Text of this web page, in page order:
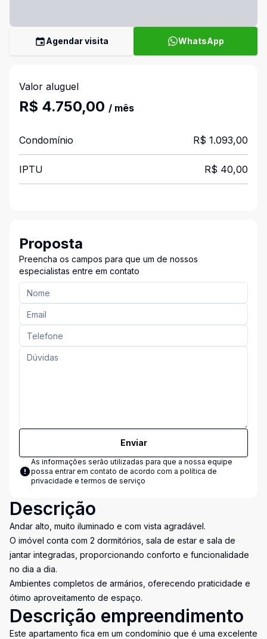
Agendar visita WhatsApp
Valor aluguel
R$ 4.750,00 / mês
Condomínio R$ 1.093,00
IPTU R$ 40,00
Proposta
Preencha os campos para que um de nossos
especialistas entre em contato
Enviar
As informações serão utilizadas para que a nossa equipe
possa entrar em contato de acordo com a política de
privacidade e termos de serviço
Descrição
Andar alto, muito iluminado e com vista agradável.
O imóvel conta com 2 dormitórios, sala de estar e sala de
jantar integradas, proporcionando conforto e funcionalidade
no dia a dia.
Ambientes completos de armários, oferecendo praticidade e
ótimo aproveitamento de espaço.
Descrição empreendimento
Este apartamento fica em um condomínio que é uma excelente